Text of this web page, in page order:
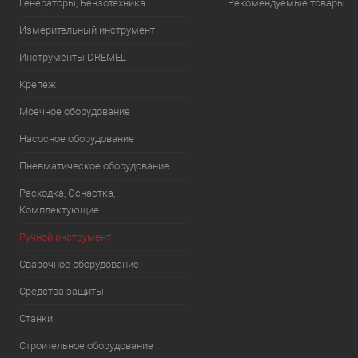
Генераторы, Бензотехника
Измерительный инструмент
Инструменты DREMEL
Крепеж
Моечное оборудование
Насосное оборудование
Пневматическое оборудование
Расходка, Оснастка,
Комплектующие
Ручной инструмент
Сварочное оборудование
Средства защиты
Станки
Строительное оборудование
Рекомендуемые товары